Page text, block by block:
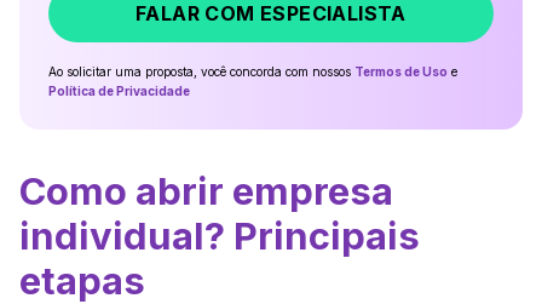
FALAR COM ESPECIALISTA
Ao solicitar uma proposta, você concorda com nossos Termos de Uso e
Política de Privacidade
Como abrir empresa
individual? Principais
etapas